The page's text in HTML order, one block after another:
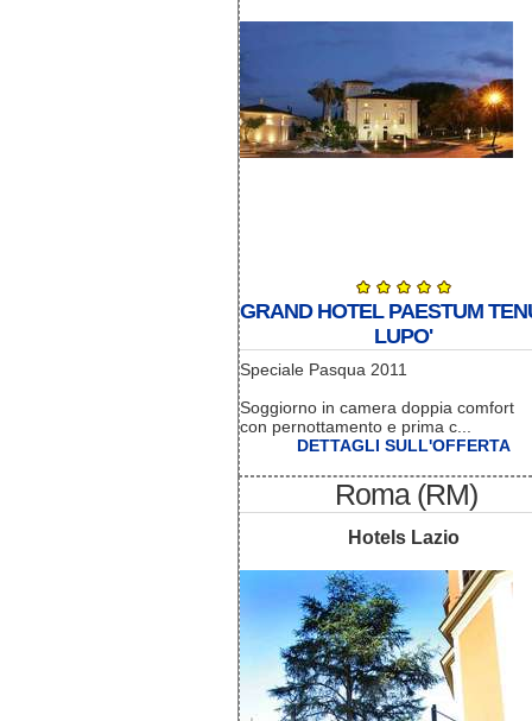
GRAND HOTEL PAESTUM
LUPO'
Speciale Pasqua 2011
Soggiorno in camera doppia comfort
con pernottamento e prima c...
DETTAGLI SULL'OFFERTA
Roma (RM)
Hotels Lazio